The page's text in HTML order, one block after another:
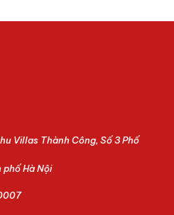
Villas Thành Công, Số 3 Phố
phố Hà Nội